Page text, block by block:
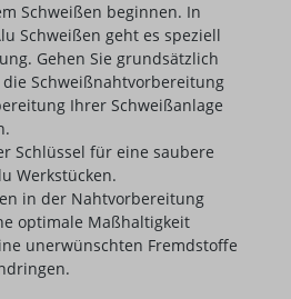
Schweißen beginnen. In
Schweißen geht es speziell
Gehen Sie grundsätzlich
Schweißnahtvorbereitung
Ihrer Schweißanlage
Schlüssel für eine saubere
Werkstücken.
in der Nahtvorbereitung
optimale Maßhaltigkeit
unerwünschten Fremdstoffe